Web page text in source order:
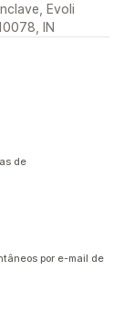
Evoli
IN
de
por e-mail de